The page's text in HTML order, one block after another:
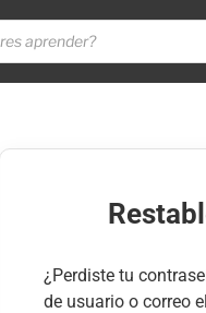
¿Perdiste tu
de usuario o correo